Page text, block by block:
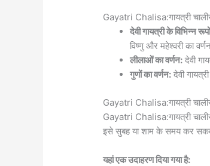
Gayatri Chalisa:गायत्री
देवी गायत्री के विभिन्न
विष्णु और महेश्वरी का
लीलाओं का वर्णन: देवी
गुणों का वर्णन: देवी
Gayatri Chalisa:गायत्री
Gayatri Chalisa:गायत्री
इसे सुबह या शाम के समय कर
यहां एक उदाहरण दिया गया है: